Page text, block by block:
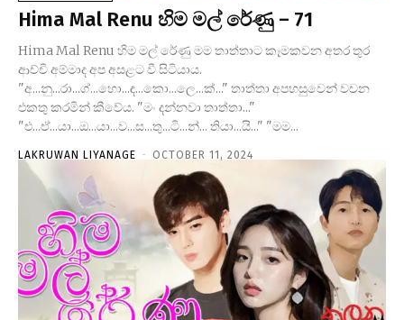
Hima Mal Renu හිම මල් රේණු – 71
Hima Mal Renu හිම මල් රේණු මම තාත්තාට කෑමකවන අතර තුර
ආච්චි අම්මාද අප අසළට වී සිටියාය.
"අ...නු...රා...ග්...හො...ඳ...කො...ලෙ...ක්..." තාත්තා අපහසුවෙන් වචන
එකතු කරමින් කීවේය. "මං දන්නවා තාත්තා..."
"එ...ඒ...යා...ඔ...යා...ව...ස...තු...ටි...න්... තියා...යි..." "මම...
LAKRUWAN LIYANAGE - OCTOBER 11, 2024